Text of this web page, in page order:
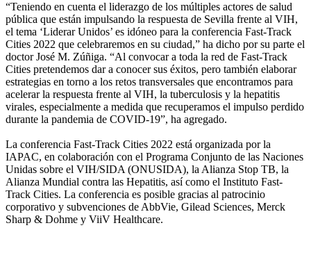
“Teniendo en cuenta el liderazgo de los múltiples actores de salud
pública que están impulsando la respuesta de Sevilla frente al VIH,
el tema ‘Liderar Unidos’ es idóneo para la conferencia Fast-Track
Cities 2022 que celebraremos en su ciudad,” ha dicho por su parte el
doctor José M. Zúñiga. “Al convocar a toda la red de Fast-Track
Cities pretendemos dar a conocer sus éxitos, pero también elaborar
estrategias en torno a los retos transversales que encontramos para
acelerar la respuesta frente al VIH, la tuberculosis y la hepatitis
virales, especialmente a medida que recuperamos el impulso perdido
durante la pandemia de COVID-19”, ha agregado.
La conferencia Fast-Track Cities 2022 está organizada por la
IAPAC, en colaboración con el Programa Conjunto de las Naciones
Unidas sobre el VIH/SIDA (ONUSIDA), la Alianza Stop TB, la
Alianza Mundial contra las Hepatitis, así como el Instituto Fast-
Track Cities. La conferencia es posible gracias al patrocinio
corporativo y subvenciones de AbbVie, Gilead Sciences, Merck
Sharp & Dohme y ViiV Healthcare.